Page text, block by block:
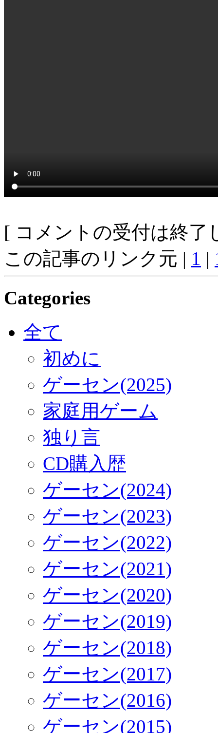
[ コメントの受付は終了
この記事のリンク元 | 1 |
Categories
全て
初めに
ゲーセン(2025)
家庭用ゲーム
独り言
CD購入歴
ゲーセン(2024)
ゲーセン(2023)
ゲーセン(2022)
ゲーセン(2021)
ゲーセン(2020)
ゲーセン(2019)
ゲーセン(2018)
ゲーセン(2017)
ゲーセン(2016)
ゲーセン(2015)